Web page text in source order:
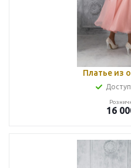
Платье из
16